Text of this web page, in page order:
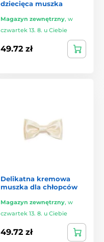
dziecięca muszka
Magazyn zewnętrzny, w
czwartek 13. 8. u Ciebie
49.72 zł
Delikatna kremowa
muszka dla chłopców
Magazyn zewnętrzny, w
czwartek 13. 8. u Ciebie
49.72 zł